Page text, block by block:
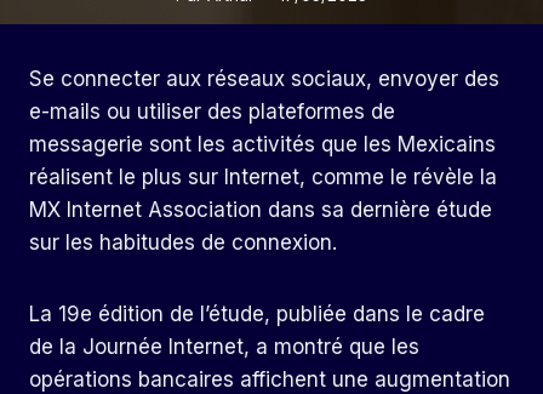
Se connecter aux réseaux sociaux, envoyer des
e-mails ou utiliser des plateformes de
messagerie sont les activités que les Mexicains
réalisent le plus sur Internet, comme le révèle la
MX Internet Association dans sa dernière étude
sur les habitudes de connexion.
La 19e édition de l’étude, publiée dans le cadre
de la Journée Internet, a montré que les
opérations bancaires affichent une augmentation